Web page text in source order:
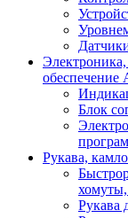
обеспечение
Блок
Рукава,
Рукава